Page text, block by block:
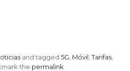
and tagged 5G Móvil ,Tarifas
the permalink